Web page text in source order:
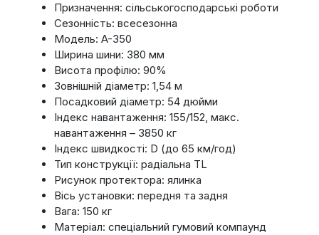
Призначення: сільськогосподарські роботи
Сезонність: всесезонна
Модель: A-350
Ширина шини: 380 мм
Висота профілю: 90%
Зовнішній діаметр: 1,54 м
Посадковий діаметр: 54 дюйми
Індекс навантаження: 155/152, макс.
навантаження – 3850 кг
Індекс швидкості: D (до 65 км/год)
Тип конструкції: радіальна TL
Рисунок протектора: ялинка
Вісь установки: передня та задня
Вага: 150 кг
Матеріал: спеціальний гумовий компаунд